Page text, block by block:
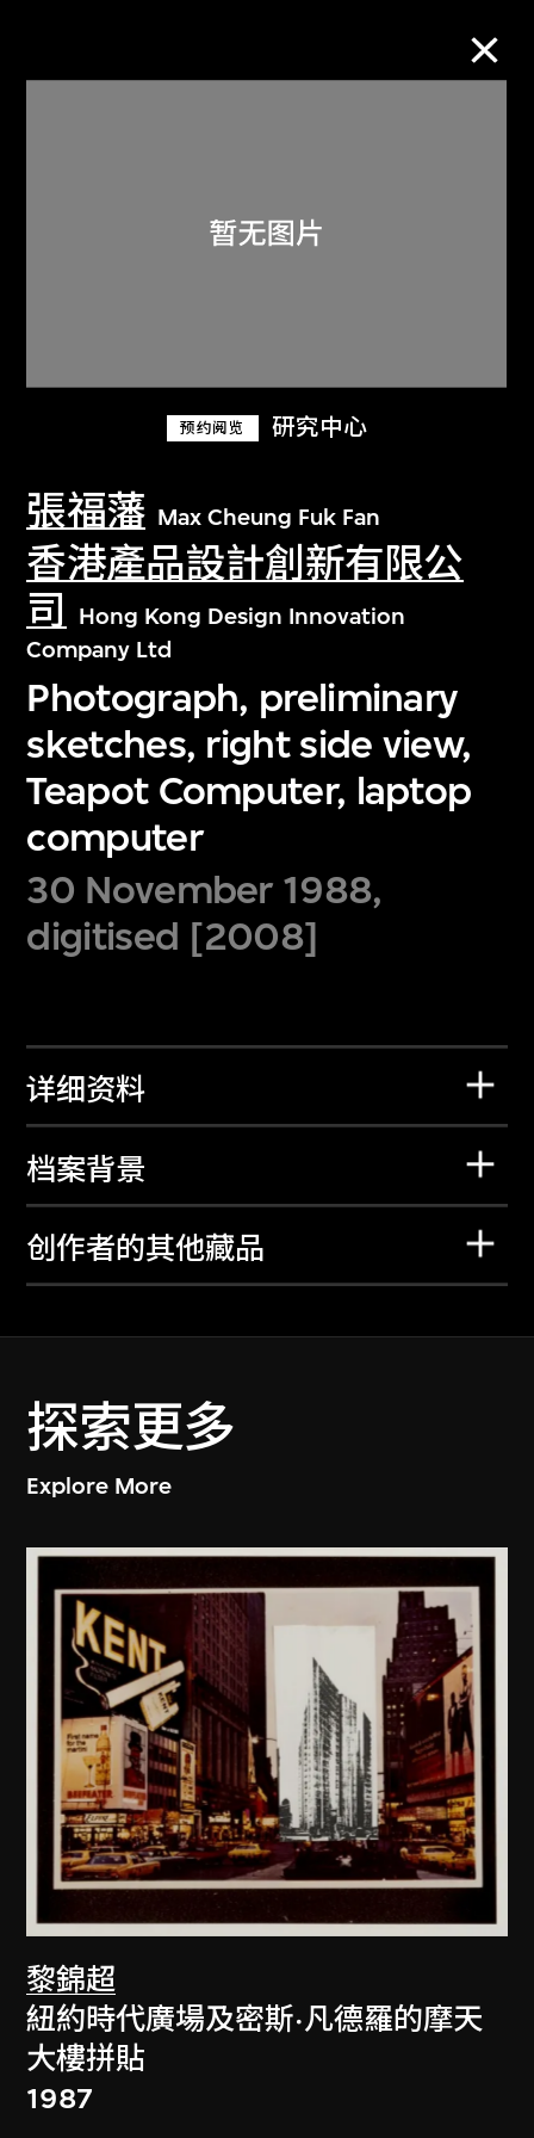
预约阅览 研究中心
張福藩 Max Cheung Fuk Fan
香港產品設計創新有限公
司
Hong Kong Design Innovation
Company Ltd
Photograph, preliminary
sketches, right side view,
Teapot Computer, laptop
computer
30 November 1988,
digitised [2008]
详细资料
档案背景
创作者的其他藏品
探索更多
Explore More
黎錦超
紐約時代廣場及密斯·凡德羅的摩天
大樓拼貼
1987
关于M+藏品
探索世界顶级的二十及二十一世纪视觉
文化藏品。